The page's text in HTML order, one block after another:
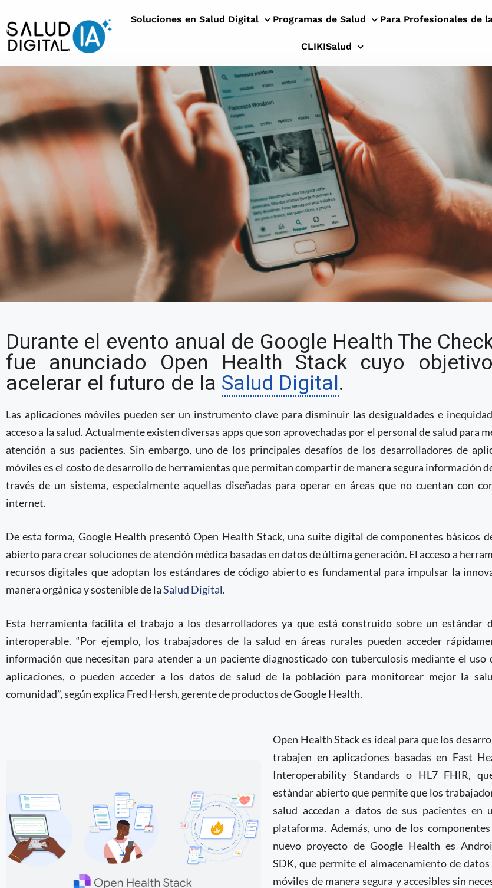
Soluciones en Salud Digital Programas de Salud Para Profesionales de
CLIKISalud
Google crea nuevas herramientas para el
desarrollo de apps de salud
Durante el evento anual de Google Health The
fue anunciado Open Health Stack cuyo
acelerar el futuro de la Salud Digital .
Las aplicaciones móviles pueden ser un instrumento clave para disminuir las desigualdades e
acceso a la salud. Actualmente existen diversas apps que son aprovechadas por el personal de salud para
atención a sus pacientes. Sin embargo, uno de los principales desafíos de los desarrolladores de
móviles es el costo de desarrollo de herramientas que permitan compartir de manera segura información
través de un sistema, especialmente aquellas diseñadas para operar en áreas que no cuentan con
internet.
De esta forma, Google Health presentó Open Health Stack, una suite digital de componentes básicos
abierto para crear soluciones de atención médica basadas en datos de última generación. El acceso a
recursos digitales que adoptan los estándares de código abierto es fundamental para impulsar la
manera orgánica y sostenible de laSalud Digital.
Esta herramienta facilita el trabajo a los desarrolladores ya que está construido sobre un estándar
interoperable. “Por ejemplo, los trabajadores de la salud en áreas rurales pueden acceder
información que necesitan para atender a un paciente diagnosticado con tuberculosis mediante el uso
aplicaciones, o pueden acceder a los datos de salud de la población para monitorear mejor la
comunidad”, según explica Fred Hersh, gerente de productos de Google Health.
Open Health Stack es ideal para que los
trabajen en aplicaciones basadas en Fast
Interoperability Standards o HL7 FHIR,
estándar abierto que permite que los
salud accedan a datos de sus pacientes en
plataforma. Además, uno de los
nuevo proyecto de Google Health es
SDK, que permite el almacenamiento de datos
móviles de manera segura y accesibles sin